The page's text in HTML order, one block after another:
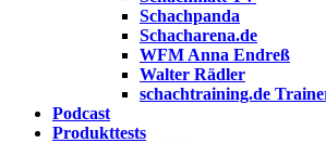
Schachpanda
Schacharena.de
WFM Anna Endreß
Walter Rädler
schachtraining.de
Podcast
Produkttests